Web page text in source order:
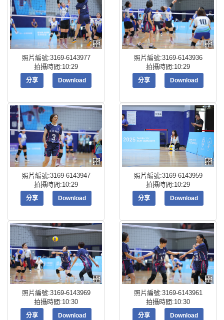
照片編號:3169-6143977
拍攝時間:10:29
分享 Download
照片編號:3169-6143936
拍攝時間:10:29
分享 Download
照片編號:3169-6143947
拍攝時間:10:29
分享 Download
照片編號:3169-6143959
拍攝時間:10:29
分享 Download
照片編號:3169-6143969
拍攝時間:10:30
分享 Download
照片編號:3169-6143961
拍攝時間:10:30
分享 Download